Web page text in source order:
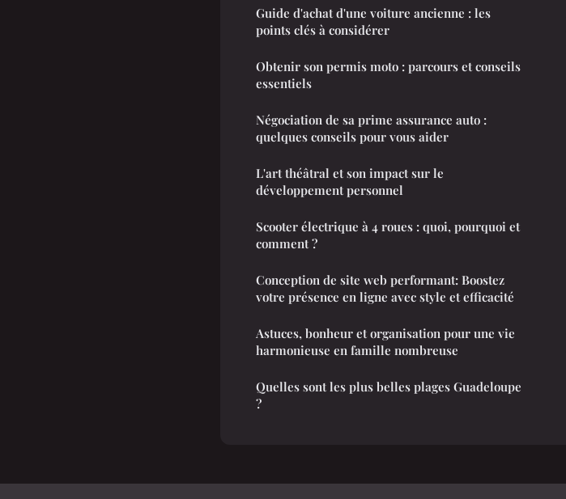
Guide d'achat d'une voiture ancienne : les
points clés à considérer
Obtenir son permis moto : parcours et conseils
essentiels
Négociation de sa prime assurance auto :
quelques conseils pour vous aider
L'art théâtral et son impact sur le
développement personnel
Scooter électrique à 4 roues : quoi, pourquoi et
comment ?
Conception de site web performant: Boostez
votre présence en ligne avec style et efficacité
Astuces, bonheur et organisation pour une vie
harmonieuse en famille nombreuse
Quelles sont les plus belles plages Guadeloupe
?